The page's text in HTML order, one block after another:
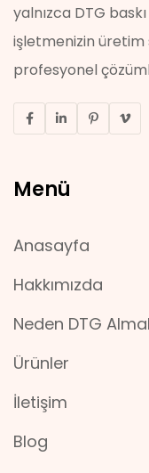
yalnızca DTG
işletmenizin
profesyonel
Menü
Anasayfa
Hakkımızda
Neden DTG
Ürünler
İletişim
Blog